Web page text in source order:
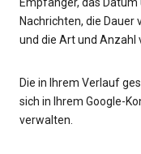
Empfänger, das
Nachrichten, die
und die Art und Anzahl
Die in Ihrem Verlauf
sich in Ihrem Google-
verwalten.